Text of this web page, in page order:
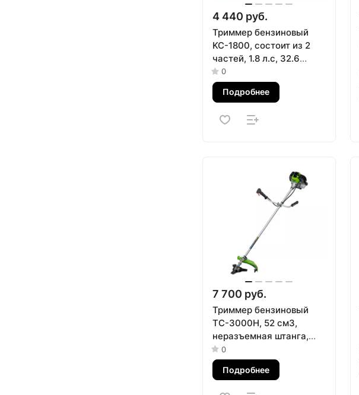
4 440 руб.
Триммер бензиновый
KC-1800, состоит из 2
частей, 1.8 л.с, 32.6
куб.см, в комплекте диск
и катушка Kronwerk
0
Подробнее
7 700 руб.
Триммер бензиновый
ТС-3000Н, 52 см3,
неразъемная штанга,
состоит из 2 частей
Сибртех
0
Подробнее